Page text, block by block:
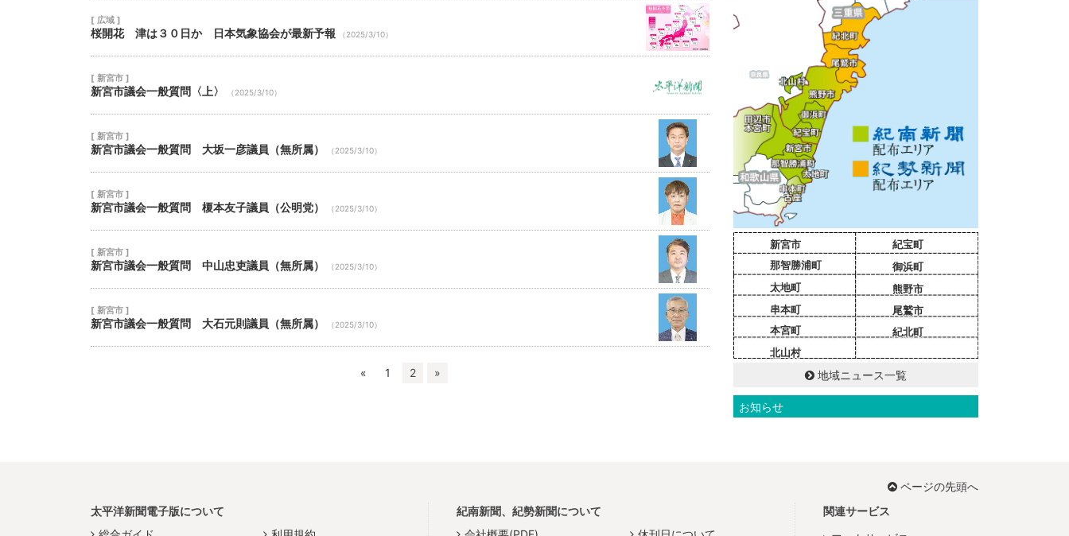
[ 広域 ]
桜開花 津は３０日か 日本気象協会が最新予報 （2025/3/10）
[ 新宮市 ]
新宮市議会一般質問〈上〉 （2025/3/10）
[ 新宮市 ]
新宮市議会一般質問 大坂一彦議員（無所属） （2025/3/10）
[ 新宮市 ]
新宮市議会一般質問 榎本友子議員（公明党） （2025/3/10）
[ 新宮市 ]
新宮市議会一般質問 中山忠吏議員（無所属） （2025/3/10）
[ 新宮市 ]
新宮市議会一般質問 大石元則議員（無所属） （2025/3/10）
« 1 2 »
新宮市
那智勝浦町
太地町
串本町
本宮町
北山村
紀宝町
御浜町
熊野市
尾鷲市
紀北町
地域ニュース一覧
お知らせ
ページの先頭へ
太平洋新聞電子版について
紀南新聞、紀勢新聞について
関連サービス